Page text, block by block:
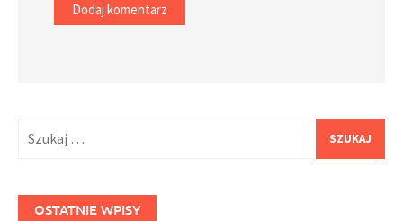
OSTATNIE WPISY